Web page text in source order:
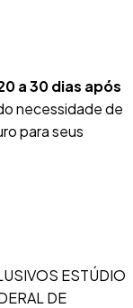
a 30 dias após
necessidade de
para seus
ESTÚDIO
DE